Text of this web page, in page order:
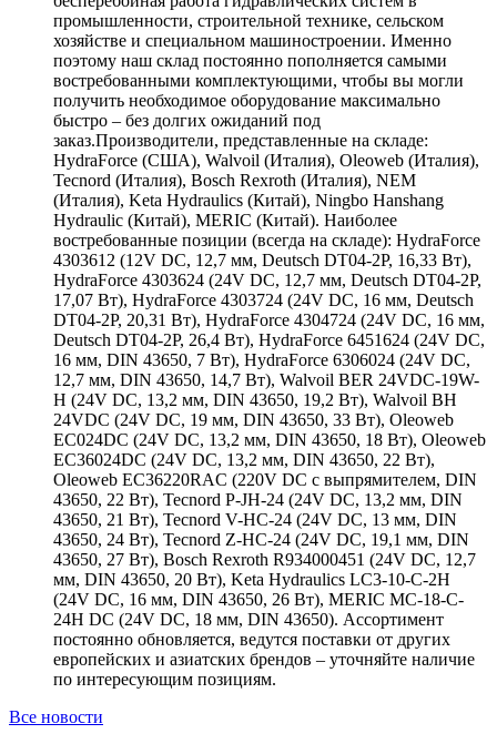
промышленности, строительной технике, сельском
хозяйстве и специальном машиностроении. Именно
поэтому наш склад постоянно пополняется самыми
востребованными комплектующими, чтобы вы могли
получить необходимое оборудование максимально
быстро – без долгих ожиданий под
заказ.Производители, представленные на складе:
HydraForce (США), Walvoil (Италия), Oleoweb (Италия),
Tecnord (Италия), Bosch Rexroth (Италия), NEM
(Италия), Keta Hydraulics (Китай), Ningbo Hanshang
Hydraulic (Китай), MERIC (Китай). Наиболее
востребованные позиции (всегда на складе): HydraForce
4303612 (12V DC, 12,7 мм, Deutsch DT04-2P, 16,33 Вт),
HydraForce 4303624 (24V DC, 12,7 мм, Deutsch DT04-2P,
17,07 Вт), HydraForce 4303724 (24V DC, 16 мм, Deutsch
DT04-2P, 20,31 Вт), HydraForce 4304724 (24V DC, 16 мм,
Deutsch DT04-2P, 26,4 Вт), HydraForce 6451624 (24V DC,
16 мм, DIN 43650, 7 Вт), HydraForce 6306024 (24V DC,
12,7 мм, DIN 43650, 14,7 Вт), Walvoil BER 24VDC-19W-
H (24V DC, 13,2 мм, DIN 43650, 19,2 Вт), Walvoil BH
24VDC (24V DC, 19 мм, DIN 43650, 33 Вт), Oleoweb
EC024DC (24V DC, 13,2 мм, DIN 43650, 18 Вт), Oleoweb
EC36024DC (24V DC, 13,2 мм, DIN 43650, 22 Вт),
Oleoweb EC36220RAC (220V DC с выпрямителем, DIN
43650, 22 Вт), Tecnord P-JH-24 (24V DC, 13,2 мм, DIN
43650, 21 Вт), Tecnord V-HC-24 (24V DC, 13 мм, DIN
43650, 24 Вт), Tecnord Z-HC-24 (24V DC, 19,1 мм, DIN
43650, 27 Вт), Bosch Rexroth R934000451 (24V DC, 12,7
мм, DIN 43650, 20 Вт), Keta Hydraulics LC3-10-C-2H
(24V DC, 16 мм, DIN 43650, 26 Вт), MERIC MC-18-C-
24H DC (24V DC, 18 мм, DIN 43650). Ассортимент
постоянно обновляется, ведутся поставки от других
европейских и азиатских брендов – уточняйте наличие
по интересующим позициям.
Все новости